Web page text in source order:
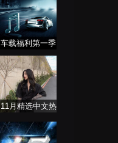
车载福利第一季
11月精选中文热